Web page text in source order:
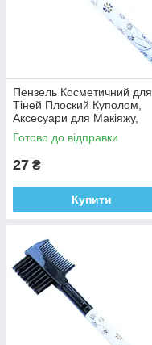
Пензель Косметичний для
Тіней Плоский Куполом,
Аксесуари для Макіяжу,
Пензлі для Обличчя, для
Тіней
Готово до відправки
27 ₴
Купити